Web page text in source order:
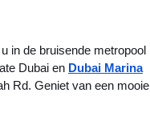
in de bruisende metropool
Dubai en Dubai Marina
Rd. Geniet van een mooie